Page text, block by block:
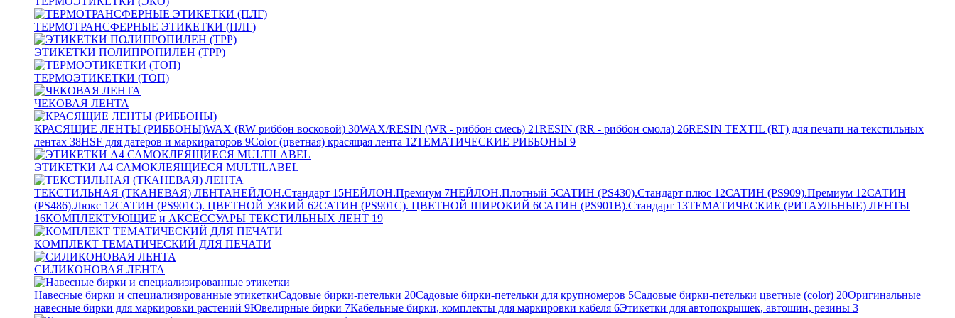
ТЕРМОТРАНСФЕРНЫЕ ЭТИКЕТКИ (ПЛГ)
ЭТИКЕТКИ ПОЛИПРОПИЛЕН (TPP)
ТЕРМОЭТИКЕТКИ (ТОП)
ЧЕКОВАЯ ЛЕНТА
КРАСЯЩИЕ ЛЕНТЫ (РИББОНЫ)WAX (RW риббон восковой) 30WAX/RESIN (WR - риббон смесь) 21RESIN (RR - риббон смола) 26RESIN TEXTIL (RT) для печати на текстильных
лентах 38HSF для датеров и маркираторов 9Color (цветная) красящая лента 12ТЕМАТИЧЕСКИЕ РИББОНЫ 9
ЭТИКЕТКИ А4 САМОКЛЕЯЩИЕСЯ MULTILABEL
ТЕКСТИЛЬНАЯ (ТКАНЕВАЯ) ЛЕНТАНЕЙЛОН.Стандарт 15НЕЙЛОН.Премиум 7НЕЙЛОН.Плотный 5САТИН (PS430).Стандарт плюс 12САТИН (PS909).Премиум 12САТИН
(PS486).Люкс 12САТИН (PS901C). ЦВЕТНОЙ УЗКИЙ 62САТИН (PS901C). ЦВЕТНОЙ ШИРОКИЙ 6САТИН (PS901B).Стандарт 13ТЕМАТИЧЕСКИЕ (РИТАУЛЬНЫЕ) ЛЕНТЫ
16КОМПЛЕКТУЮЩИЕ и АКСЕССУАРЫ ТЕКСТИЛЬНЫХ ЛЕНТ 19
КОМПЛЕКТ ТЕМАТИЧЕСКИЙ ДЛЯ ПЕЧАТИ
СИЛИКОНОВАЯ ЛЕНТА
Навесные бирки и специализированные этикеткиСадовые бирки-петельки 20Садовые бирки-петельки для крупномеров 5Садовые бирки-петельки цветные (color) 20Оригинальные
навесные бирки для маркировки растений 9Ювелирные бирки 7Кабельные бирки, комплекты для маркировки кабеля 6Этикетки для автопокрышек, автошин, резины 3